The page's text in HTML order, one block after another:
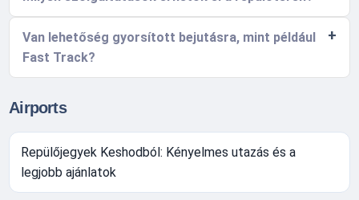
Van lehetőség gyorsított bejutásra, mint például
Fast Track?
Airports
Repülőjegyek Keshodból: Kényelmes utazás és a
legjobb ajánlatok